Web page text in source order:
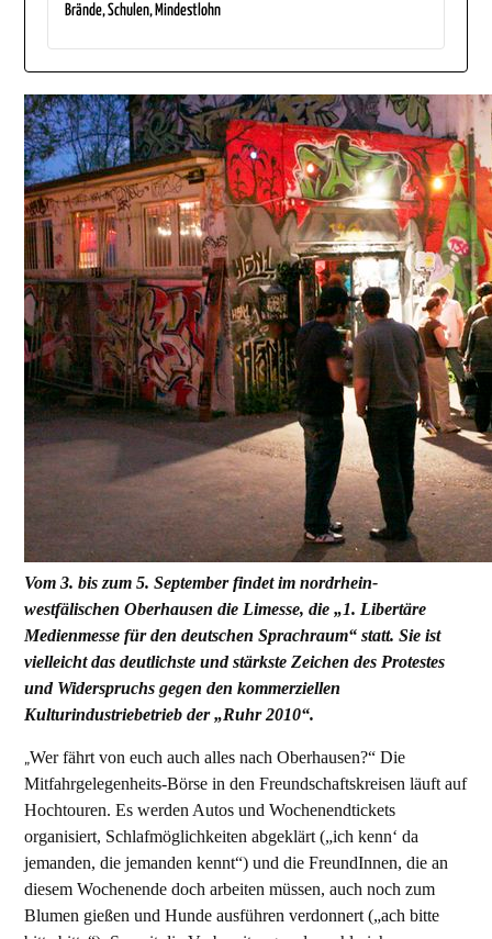
Brände, Schulen, Mindestlohn
Vom 3. bis zum 5. September findet im nordrhein-
westfälischen Oberhausen die Limesse, die „1. Libertäre
Medienmesse für den deutschen Sprachraum“ statt. Sie ist
vielleicht das deutlichste und stärkste Zeichen des Protestes
und Widerspruchs gegen den kommerziellen
Kulturindustriebetrieb der „Ruhr 2010“.
„Wer fährt von euch auch alles nach Oberhausen?“ Die
Mitfahrgelegenheits-Börse in den Freundschaftskreisen läuft auf
Hochtouren. Es werden Autos und Wochenendtickets
organisiert, Schlafmöglichkeiten abgeklärt („ich kenn‘ da
jemanden, die jemanden kennt“) und die FreundInnen, die an
diesem Wochenende doch arbeiten müssen, auch noch zum
Blumen gießen und Hunde ausführen verdonnert („ach bitte